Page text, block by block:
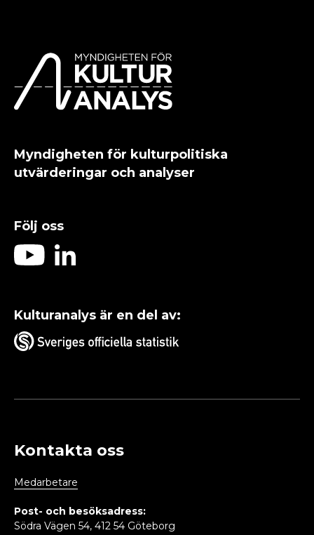
Myndigheten för kulturpolitiska
utvärderingar och analyser
Följ oss
Kulturanalys är en del av:
Kontakta oss
Medarbetare
Post- och besöksadress:
Södra Vägen 54, 412 54 Göteborg